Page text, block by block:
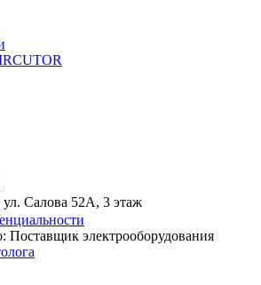
ул. Салова 52А, 3 этаж
Поставщик электрооборудования